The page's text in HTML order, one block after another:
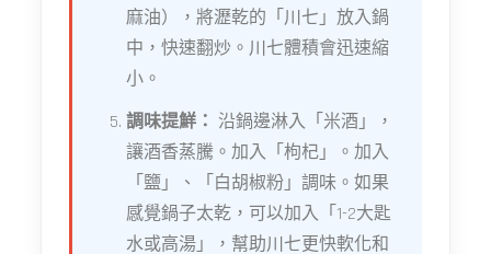
麻油），將瀝乾的「川七」放入鍋
中，快速翻炒。川七體積會迅速縮
小。
調味提鮮： 沿鍋邊淋入「米酒」，
讓酒香蒸騰。加入「枸杞」。加入
「鹽」、「白胡椒粉」調味。如果
感覺鍋子太乾，可以加入「1-2大匙
水或高湯」，幫助川七更快軟化和